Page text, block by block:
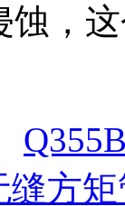
蚀，
缝方